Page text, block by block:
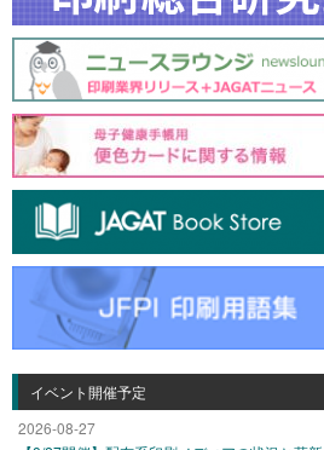
イベント開催予定
2026-08-27